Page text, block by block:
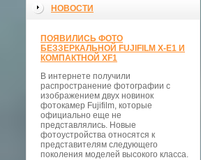
НОВОСТИ
ПОЯВИЛИСЬ ФОТО
БЕЗЗЕРКАЛЬНОЙ FUJIFILM X-E1 И
КОМПАКТНОЙ XF1
В интернете получили
распространение фотографии с
изображением двух новинок
фотокамер Fujifilm, которые
официально еще не
представлялись. Новые
фотоустройства относятся к
представителям следующего
поколения моделей высокого класса.